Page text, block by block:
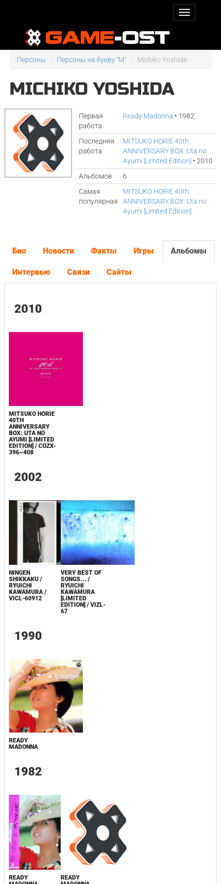
Персоны Персоны на букву "M" Michiko Yoshida
MICHIKO YOSHIDA
Первая
работа
Ready Madonna • 1982
Последняя
работа
MITSUKO HORIE 40th
ANNIVERSARY BOX: Uta no
Ayumi [Limited Edition] • 2010
Альбомов
6
Самая
популярная
MITSUKO HORIE 40th
ANNIVERSARY BOX: Uta no
Ayumi [Limited Edition]
Био Новости Факты Игры Альбомы
Интервью Связи Сайты
2010
MITSUKO HORIE
40TH
ANNIVERSARY
BOX: UTA NO
AYUMI [LIMITED
EDITION] / COZX-
396~408
2002
NINGEN
SHIKKAKU /
RYUICHI
KAWAMURA /
VICL-60912
VERY BEST OF
SONGS... /
RYUICHI
KAWAMURA
[LIMITED
EDITION] / VIZL-
67
1990
READY
MADONNA
1982
READY
READY